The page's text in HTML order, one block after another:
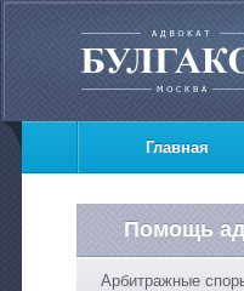
Главная
Помощь
Арбитражные